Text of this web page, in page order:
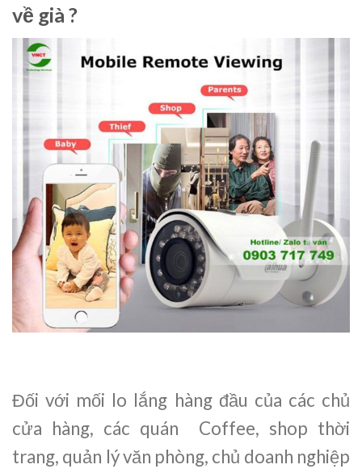
về già ?
Đối với mối lo lắng hàng đầu của các chủ
cửa hàng, các quán Coffee, shop thời
trang, quản lý văn phòng, chủ doanh nghiệp